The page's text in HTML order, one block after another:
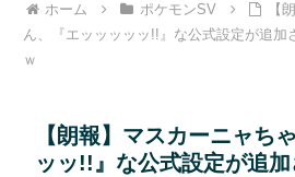
ホーム ポケモンSV
【
ん、『エッッッッッ!!』な公式設定が追加
ｗ
【朗報】マスカーニャち
ッッ!!』な公式設定が追